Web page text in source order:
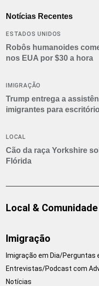
Notícias Recentes
ESTADOS UNIDOS
Robôs humanoides
nos EUA por $30 a hora
IMIGRAÇÃO
Trump entrega a
imigrantes para
LOCAL
Cão da raça Yorkshire
Flórida
Local & Comunidade
Imigração
Imigração em Dia/Perguntas
Entrevistas/Podcast com
Notícias